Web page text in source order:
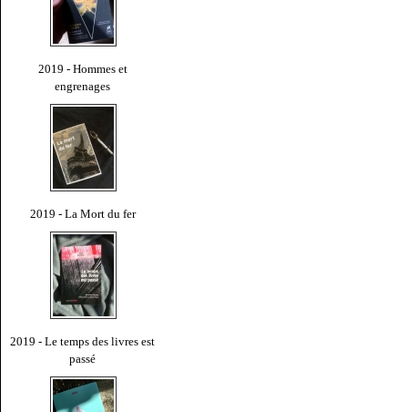
2019 - Hommes et
engrenages
2019 - La Mort du fer
2019 - Le temps des livres est
passé